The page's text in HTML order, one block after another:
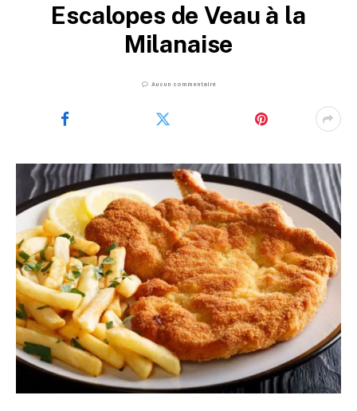
Escalopes de Veau à la
Milanaise
Aucun commentaire